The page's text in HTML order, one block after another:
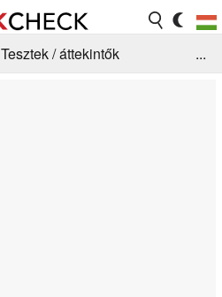
Tesztek / áttekintők
...